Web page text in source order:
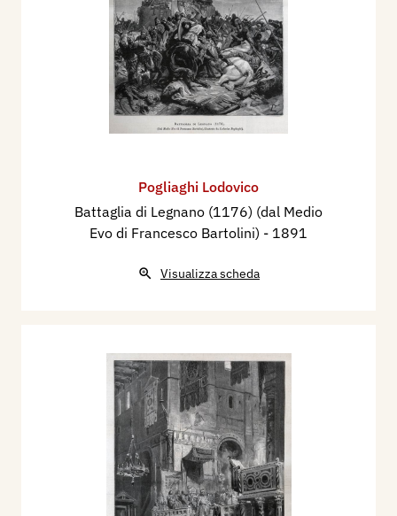
1994 - Vincenzo Vicario, Gli scultori italiani, Dal
neoclassico al liberty, seconda edizione, volume
secondo, Lodi, Il Pomerio, pp. 832/840
2003 - Alfonso Panzetta, Nuovo Dizionario degli
Scultori Italiani dell’ottocento e del primo
Pogliaghi Lodovico
Battaglia di Legnano (1176) (dal Medio
Evo di Francesco Bartolini) - 1891
Visualizza scheda